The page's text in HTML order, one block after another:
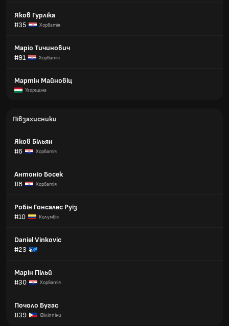
Яков Гурліка
#35
Хорватія
Маріо Тичинович
#91
Хорватія
Мартін Майновіц
Угорщина
Півзахисники
Яков Більян
#6
Хорватія
Антоніо Босек
#8
Хорватія
Робін Гонсалес Руїз
#10
Колумбія
Daniel Vinkovic
#23
Марін Пільй
#30
Хорватія
Почоло Бугас
#39
Філіппіни